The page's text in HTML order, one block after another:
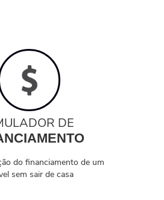
DE
do financiamento de um
sem sair de casa